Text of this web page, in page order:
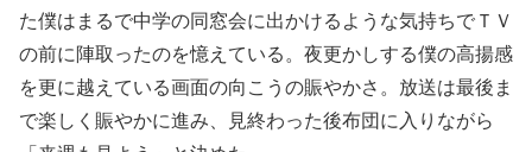
た僕はまるで中学の同窓会に出かけるような気持ちでＴＶ
の前に陣取ったのを憶えている。夜更かしする僕の高揚感
を更に越えている画面の向こうの賑やかさ。放送は最後ま
で楽しく賑やかに進み、見終わった後布団に入りながら